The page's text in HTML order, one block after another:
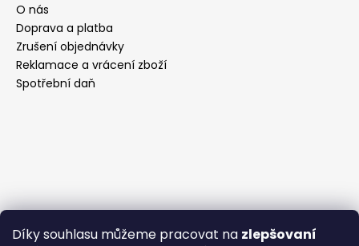
Díky souhlasu můžeme pracovat na zlepšovaní
O nás
Doprava a platba
Zrušení objednávky
Reklamace a vrácení zboží
Spotřební daň